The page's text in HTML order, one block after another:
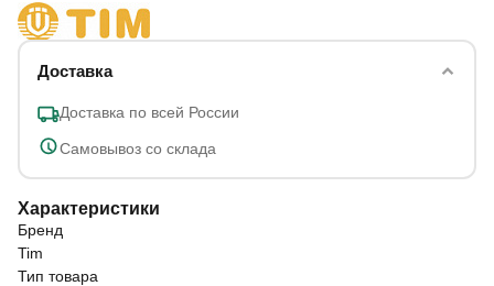
Доставка
Доставка по всей России
Самовывоз со склада
Характеристики
Бренд
Tim
Тип товара